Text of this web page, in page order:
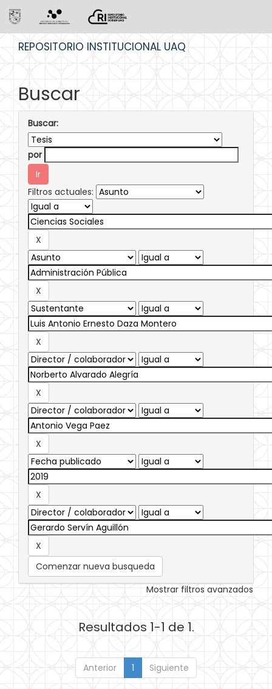
REPOSITORIO INSTITUCIONAL UAQ
Buscar
Buscar:
por
Filtros actuales:
Comenzar nueva busqueda
Mostrar filtros avanzados
Resultados 1-1 de 1.
Anterior 1 Siguiente